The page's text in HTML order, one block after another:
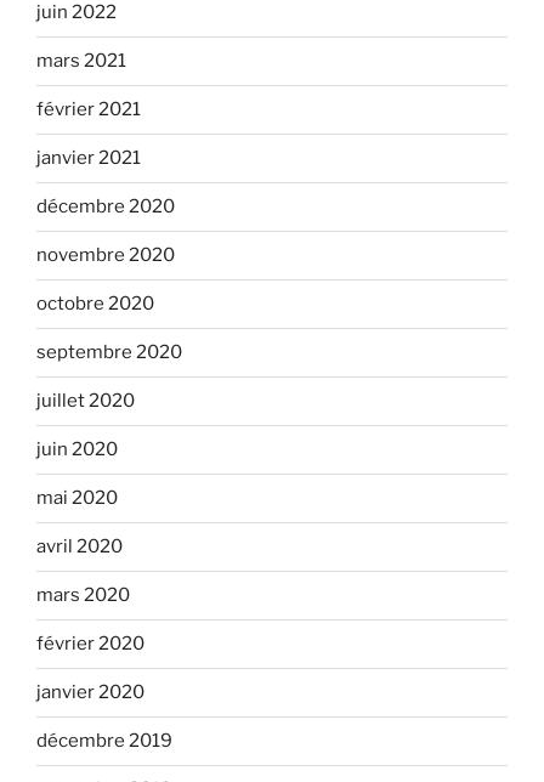
juin 2022
mars 2021
février 2021
janvier 2021
décembre 2020
novembre 2020
octobre 2020
septembre 2020
juillet 2020
juin 2020
mai 2020
avril 2020
mars 2020
février 2020
janvier 2020
décembre 2019